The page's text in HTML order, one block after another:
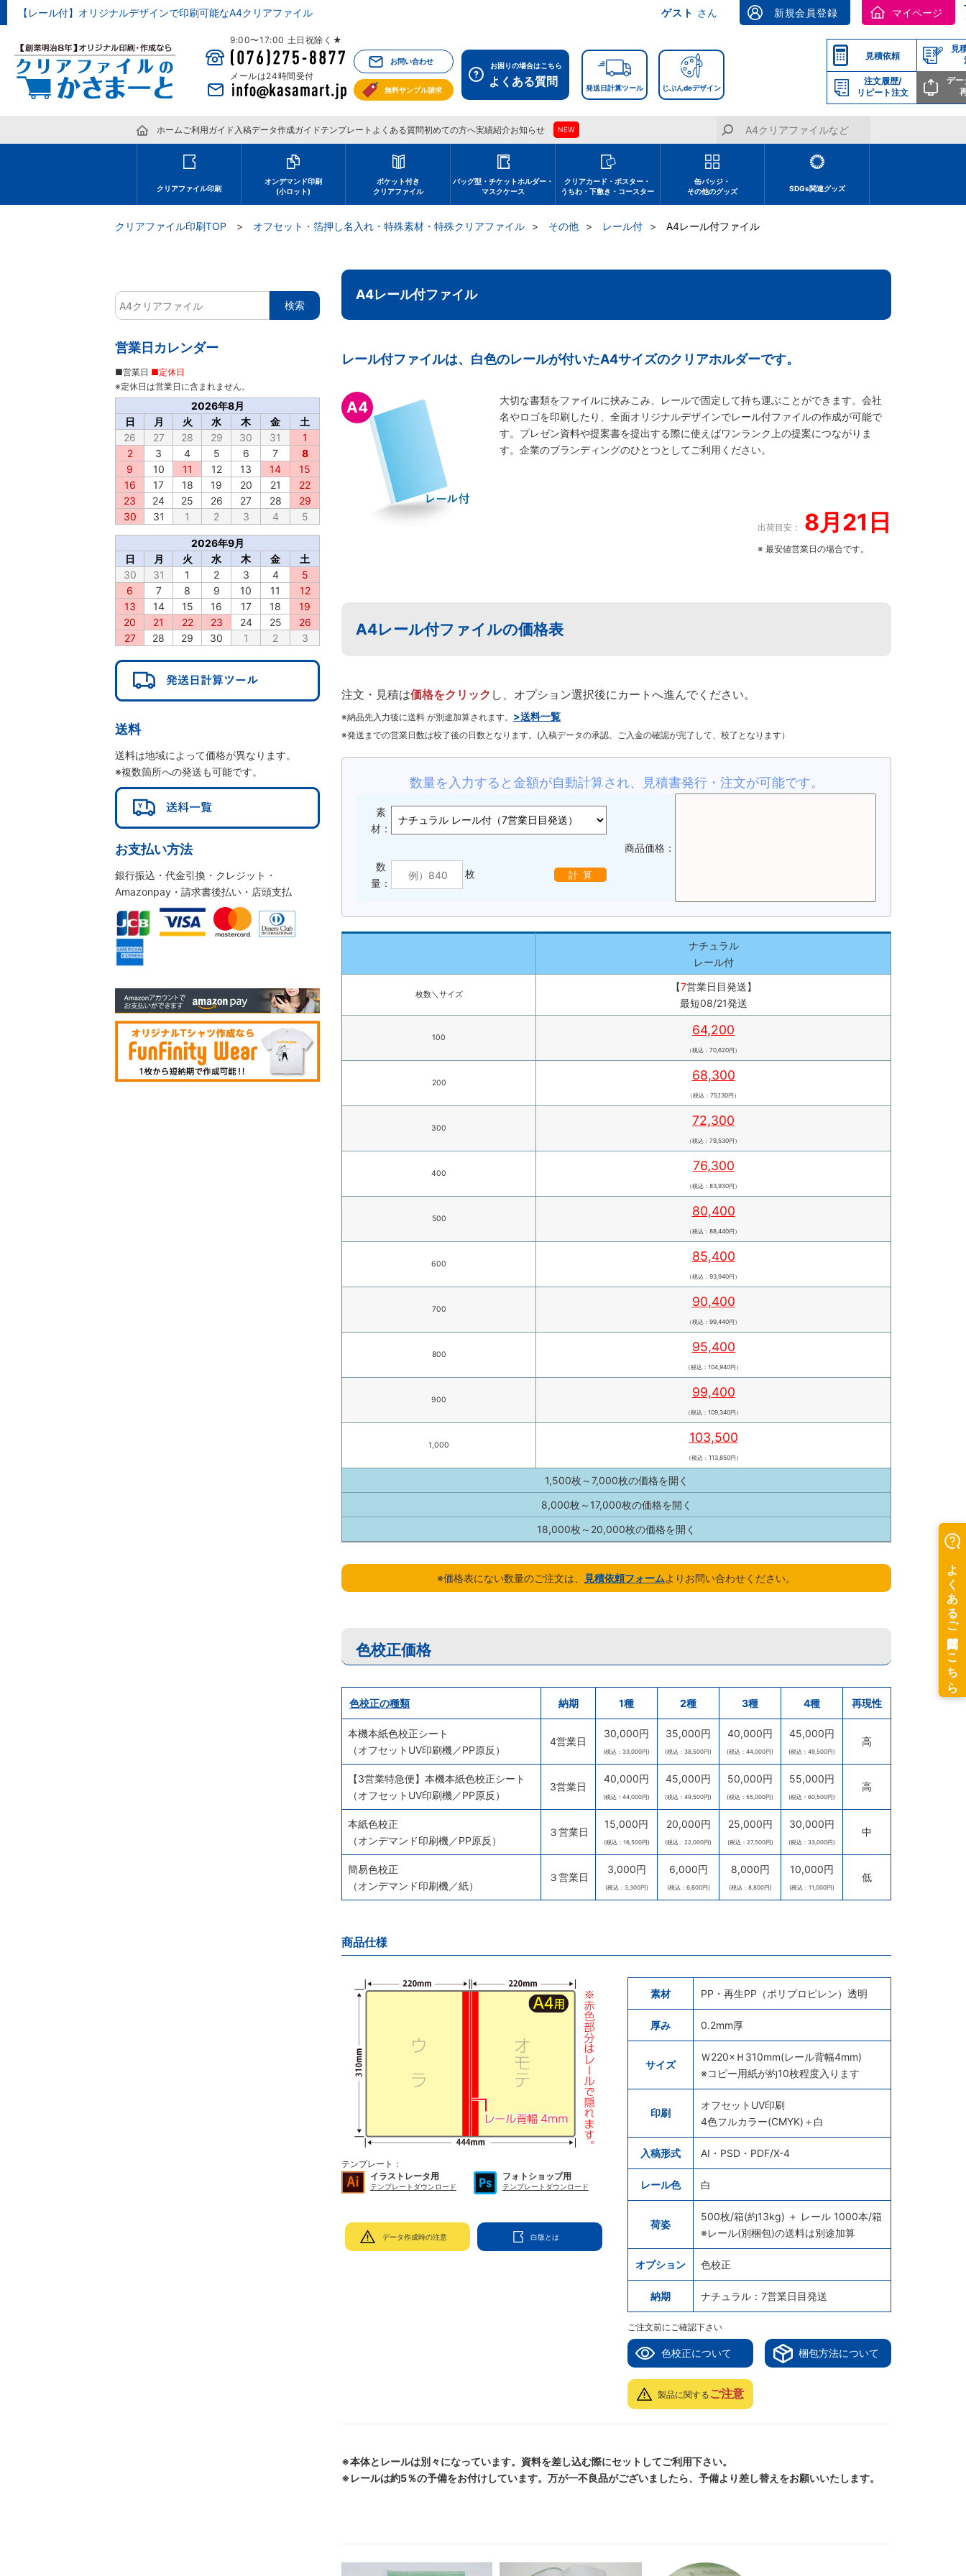
【レール付】オリジナルデザインで印刷可能なA4クリアファイル ゲスト さん 新規会員登録 マイページ
9:00〜17:00 土日祝除く★
メールは24時間受付
お問い合わせ
無料サンプル請求
お困りの場合はこちら
よくある質問 発送日計算ツール じぶんdeデザイン
見積依頼
見
注文履歴/
リピート注文
デー
ホーム ご利用ガイド 入稿データ作成ガイドテンプレート よくある質問初めての方へ実績紹介お知らせ NEW
クリアファイル印刷
オンデマンド印刷
(小ロット)
ポケット付き
クリアファイル
バッグ型・チケットホルダー・
マスクケース
クリアカード・ポスター・
うちわ・下敷き・コースター
缶バッジ・
その他のグッズ
SDGs関連グッズ
クリアファイル印刷TOP オフセット・箔押し名入れ・特殊素材・特殊クリアファイル その他 レール付 A4レール付ファイル
A4レール付ファイル
レール付ファイルは、白色のレールが付いたA4サイズのクリアホルダーです。
A4
大切な書類をファイルに挟みこみ、レールで固定して持ち運ぶことができます。会社
名やロゴを印刷したり、全面オリジナルデザインでレール付ファイルの作成が可能で
す。プレゼン資料や提案書を提出する際に使えばワンランク上の提案につながりま
す。企業のブランディングのひとつとしてご利用ください。
出荷目安： 8月21日
※ 最安値営業日の場合です。
A4レール付ファイルの価格表
注文・見積は価格をクリック し、オプション選択後にカートへ進んでください。
※納品先入力後に送料 が別途加算されます。 >送料一覧
※発送までの営業日数は校了後の日数となります。(入稿データの承認、ご入金の確認が完了して、校了となります）
数量を入力すると金額が自動計算され、見積書発行・注文が可能です。
素
材：
商品価格：
数
量：
枚 計 算
ナチュラル
レール付
枚数＼サイズ
【7営業日目発送】
最短08/21発送
100
64,200
（税込：70,620円）
200
68,300
（税込：75,130円）
300
72,300
（税込：79,530円）
400
76,300
（税込：83,930円）
500
80,400
（税込：88,440円）
600
85,400
（税込：93,940円）
700
90,400
（税込：99,440円）
800
95,400
（税込：104,940円）
900
99,400
（税込：109,340円）
1,000
103,500
（税込：113,850円）
1,500枚～7,000枚の価格を開く
8,000枚～17,000枚の価格を開く
18,000枚～20,000枚の価格を開く
※価格表にない数量のご注文は、 見積依頼フォームよりお問い合わせください。
色校正価格
色校正の種類 納期 1種 2種 3種 4種 再現性
本機本紙色校正シート
（オフセットUV印刷機／PP原反）
4営業日
30,000円
(税込：33,000円)
35,000円
(税込：38,500円)
40,000円
(税込：44,000円)
45,000円
(税込：49,500円)
高
【3営業特急便】本機本紙色校正シート
（オフセットUV印刷機／PP原反）
3営業日
40,000円
(税込：44,000円)
45,000円
(税込：49,500円)
50,000円
(税込：55,000円)
55,000円
(税込：60,500円)
高
本紙色校正
（オンデマンド印刷機／PP原反）
３営業日
15,000円
(税込：16,500円)
20,000円
(税込：22,000円)
25,000円
(税込：27,500円)
30,000円
(税込：33,000円)
中
簡易色校正
（オンデマンド印刷機／紙）
３営業日
3,000円
(税込：3,300円)
6,000円
(税込：6,600円)
8,000円
(税込：8,800円)
10,000円
(税込：11,000円)
低
商品仕様
テンプレート：
イラストレータ用
テンプレートダウンロード
フォトショップ用
テンプレートダウンロード
データ作成時の注意 白版とは
素材 PP・再生PP（ポリプロピレン）透明
厚み 0.2mm厚
サイズ
Ｗ220×Ｈ310mm(レール背幅4mm)
※コピー用紙が約10枚程度入ります
印刷
オフセットUV印刷
4色フルカラー(CMYK)＋白
入稿形式 AI・PSD・PDF/X-4
レール色 白
荷姿
500枚/箱(約13kg) ＋ レール 1000本/箱
※レール(別梱包)の送料は別途加算
オプション 色校正
納期 ナチュラル：7営業日目発送
ご注文前にご確認下さい
色校正について 梱包方法について
製品に関する ご注意
※本体とレールは別々になっています。資料を差し込む際にセットしてご利用下さい。
※レールは約5％の予備をお付けしています。万が一不良品がございましたら、予備より差し替えをお願いいたします。
営業日カレンダー
2026年8月
日
月 火 水 木 金
土
26
27 28 29 30 31
1
2
3 4 5 6 7
8
9
10 11 12 13 14
15
16
17 18 19 20 21
22
23
24 25 26 27 28
29
30
31 1 2 3 4 5
2026年9月
日
月 火 水 木 金
土
30
31 1 2 3 4
5
6
7 8 9 10 11
12
13
14 15 16 17 18
19
20
21 22 23 24 25
26
27
28 29 30 1 2 3
■営業日 ■定休日
※定休日は営業日に含まれません。
送料
送料は地域によって価格が異なります。
※複数箇所への発送も可能です。
お支払い方法
銀行振込・代金引換・クレジット・
Amazonpay・請求書後払い・店頭支払